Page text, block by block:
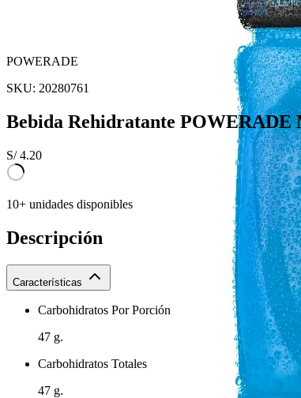
POWERADE
SKU: 20280761
Bebida Rehidratante
S/4.20
10+ unidades disponibles
Descripción
Características
Carbohidratos Por Porción
47 g.
Carbohidratos Totales
47 g.